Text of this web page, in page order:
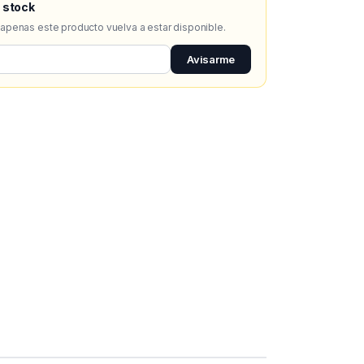
stock
este producto vuelva a estar disponible.
Avisarme